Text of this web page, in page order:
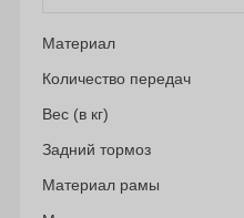
Материал
Количество передач
Вес (в кг)
Задний тормоз
Материал рамы